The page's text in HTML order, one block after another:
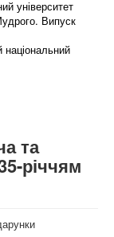
університет
Випуск
національний
та
річчям